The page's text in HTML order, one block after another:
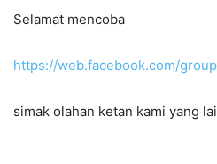
Selamat mencoba
https://web.facebook.com/
simak olahan ketan kami yang